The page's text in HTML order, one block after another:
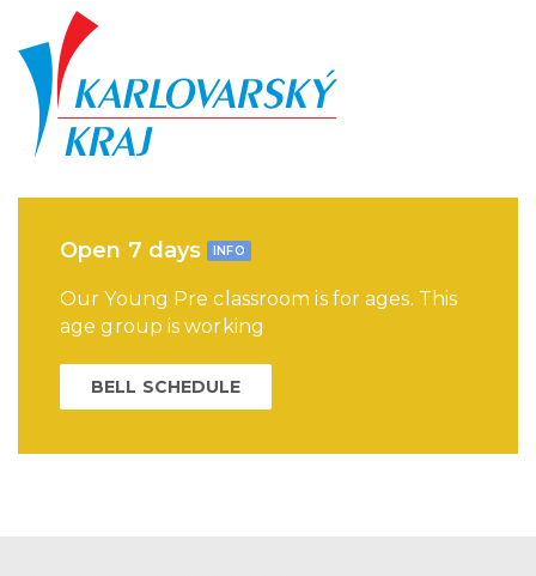
Open 7 days INFO
Our Young Pre classroom is for ages. This
age group is working
BELL SCHEDULE